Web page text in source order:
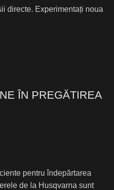
directe. Experimentați noua
ÎN PREGĂTIREA
pentru îndepărtarea
de la Husqvarna sunt